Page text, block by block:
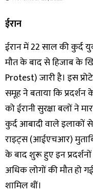
ईरान
ईरान में 22 साल की कुर्द
मौत के बाद से हिजाब के
Protest) जारी है। इस
समूह ने बताया कि
को ईरानी सुरक्षा बलों ने
कुर्द आबादी वाले इलाकों से
राइट्स (आईएचआर)
के बाद शुरू हुए इन
अधिक लोगों की मौत हो
शामिल थीं।